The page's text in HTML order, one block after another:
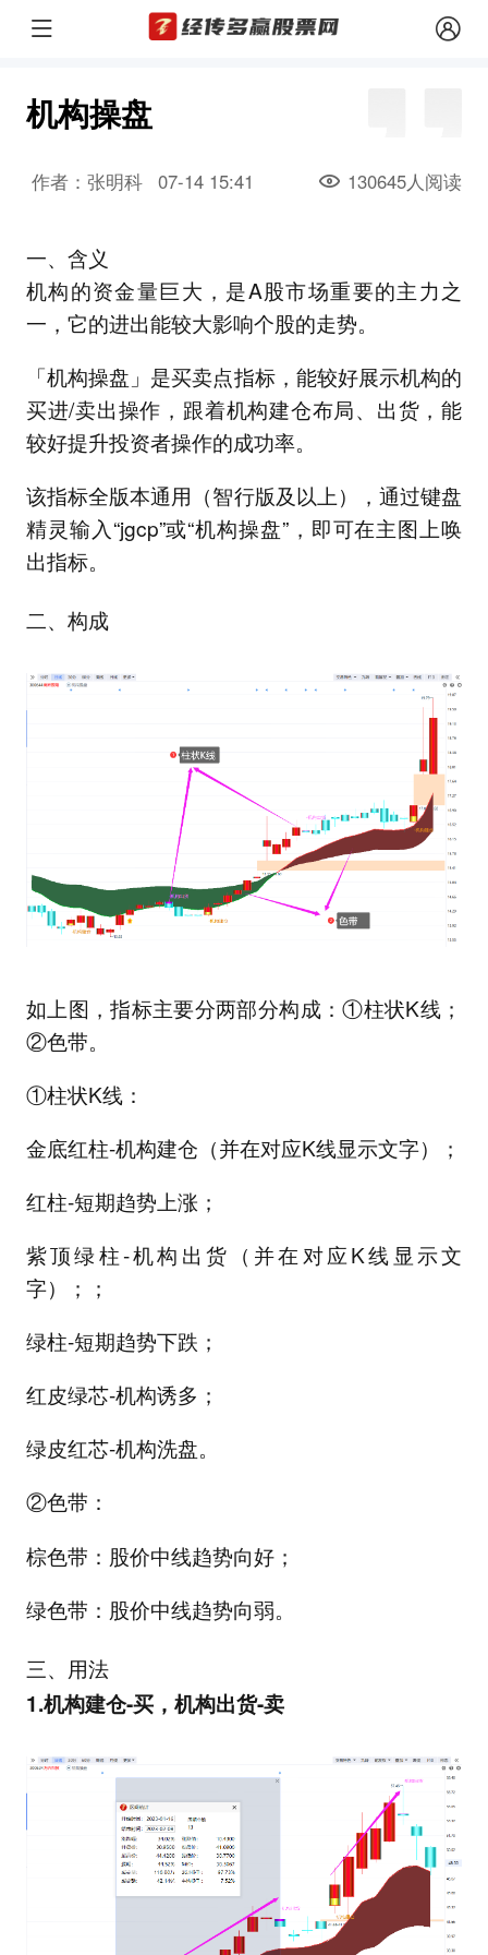
机构操盘
作者：张明科 07-14 15:41 130645人阅读
一、含义
机构的资金量巨大，是A股市场重要的主力之
一，它的进出能较大影响个股的走势。
「机构操盘」是买卖点指标，能较好展示机构的
买进/卖出操作，跟着机构建仓布局、出货，能
较好提升投资者操作的成功率。
该指标全版本通用（智行版及以上），通过键盘
精灵输入“jgcp”或“机构操盘”，即可在主图上唤
出指标。
二、构成
如上图，指标主要分两部分构成：①柱状K线；
②色带。
①柱状K线：
金底红柱-机构建仓（并在对应K线显示文字）；
红柱-短期趋势上涨；
紫顶绿柱-机构出货（并在对应K线显示文
字）；；
绿柱-短期趋势下跌；
红皮绿芯-机构诱多；
绿皮红芯-机构洗盘。
②色带：
棕色带：股价中线趋势向好；
绿色带：股价中线趋势向弱。
三、用法
1.机构建仓-买，机构出货-卖